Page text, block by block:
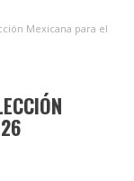
Mexicana para el